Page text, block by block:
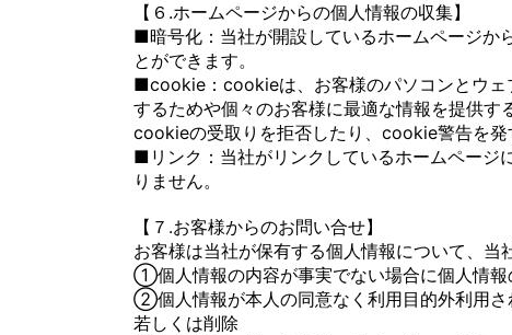
【６.ホームページからの個人情報の収集】
■暗号化：当社が開設しているホームページか
とができます。
■cookie：cookieは、お客様のパソコンとウェ
するためや個々のお客様に最適な情報を提供
cookieの受取りを拒否したり、cookie警告を発
■リンク：当社がリンクしているホームページ
りません。
【７.お客様からのお問い合せ】
お客様は当社が保有する個人情報について、当
①個人情報の内容が事実でない場合に個人情報
②個人情報が本人の同意なく利用目的外利用さ
若しくは削除